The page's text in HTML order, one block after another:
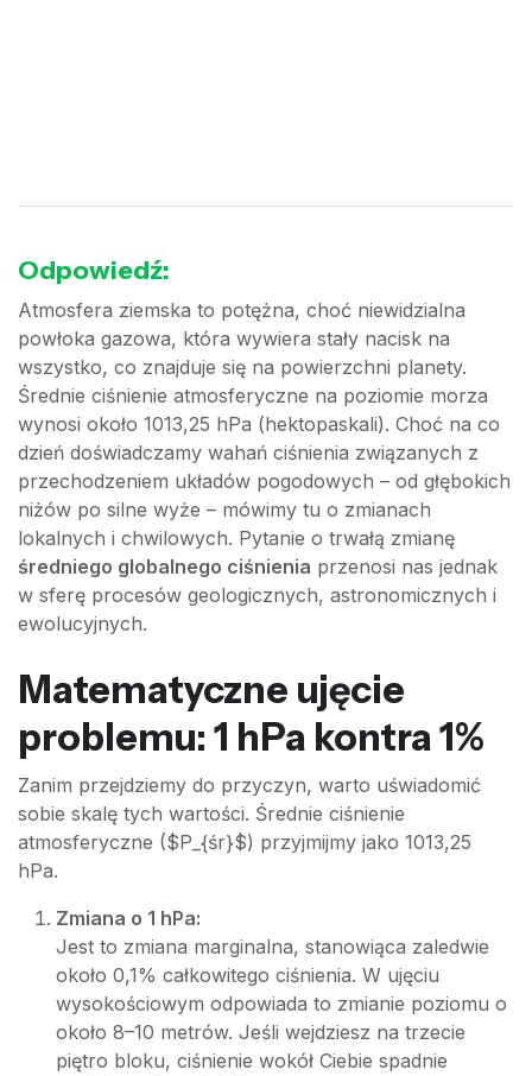
Odpowiedź:
Atmosfera ziemska to potężna, choć niewidzialna
powłoka gazowa, która wywiera stały nacisk na
wszystko, co znajduje się na powierzchni planety.
Średnie ciśnienie atmosferyczne na poziomie morza
wynosi około 1013,25 hPa (hektopaskali). Choć na co
dzień doświadczamy wahań ciśnienia związanych z
przechodzeniem układów pogodowych – od głębokich
niżów po silne wyże – mówimy tu o zmianach
lokalnych i chwilowych. Pytanie o trwałą zmianę
średniego globalnego ciśnienia przenosi nas jednak
w sferę procesów geologicznych, astronomicznych i
ewolucyjnych.
Matematyczne ujęcie
problemu: 1 hPa kontra 1%
Zanim przejdziemy do przyczyn, warto uświadomić
sobie skalę tych wartości. Średnie ciśnienie
atmosferyczne ($P_{śr}$) przyjmijmy jako 1013,25
hPa.
Zmiana o 1 hPa:
Jest to zmiana marginalna, stanowiąca zaledwie
około 0,1% całkowitego ciśnienia. W ujęciu
wysokościowym odpowiada to zmianie poziomu o
około 8–10 metrów. Jeśli wejdziesz na trzecie
piętro bloku, ciśnienie wokół Ciebie spadnie